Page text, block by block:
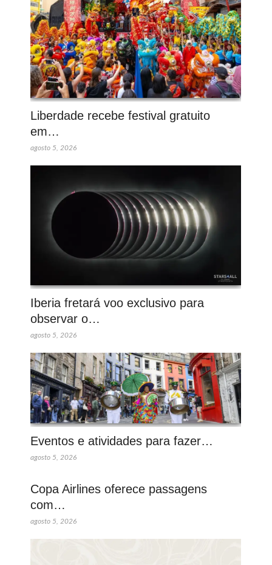
Liberdade recebe festival gratuito
em…
agosto 5, 2026
Iberia fretará voo exclusivo para
observar o…
agosto 5, 2026
Eventos e atividades para fazer…
agosto 5, 2026
Copa Airlines oferece passagens
com…
agosto 5, 2026